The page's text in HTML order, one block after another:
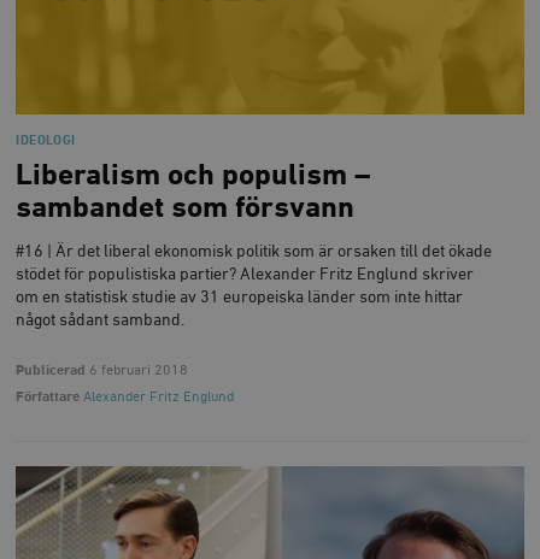
IDEOLOGI
Liberalism och populism –
sambandet som försvann
#16 | Är det liberal ekonomisk politik som är orsaken till det ökade
stödet för populistiska partier? Alexander Fritz Englund skriver
om en statistisk studie av 31 europeiska länder som inte hittar
något sådant samband.
Publicerad 6 februari 2018
Författare Alexander Fritz Englund